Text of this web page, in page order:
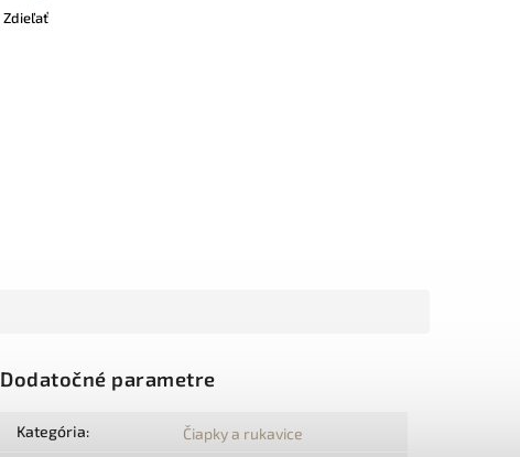
Zdieľať
Dodatočné parametre
Kategória: Čiapky a rukavice